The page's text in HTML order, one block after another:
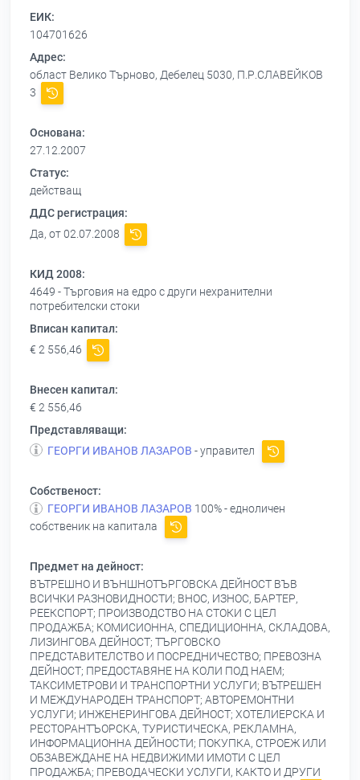
ЕИК:
104701626
Адрес:
област Велико Търново, Дебелец 5030, П.Р.СЛАВЕЙКОВ
3
Основана:
27.12.2007
Статус:
действащ
ДДС регистрация:
Да, от 02.07.2008
КИД 2008:
4649 - Търговия на едро с други нехранителни
потребителски стоки
Вписан капитал:
€ 2 556,46
Внесен капитал:
€ 2 556,46
Представляващи:
ГЕОРГИ ИВАНОВ ЛАЗАРОВ - управител
Собственост:
ГЕОРГИ ИВАНОВ ЛАЗАРОВ 100% - едноличен
собственик на капитала
Предмет на дейност:
ВЪТРЕШНО И ВЪНШНОТЪРГОВСКА ДЕЙНОСТ ВЪВ
ВСИЧКИ РАЗНОВИДНОСТИ; ВНОС, ИЗНОС, БАРТЕР,
РЕЕКСПОРТ; ПРОИЗВОДСТВО НА СТОКИ С ЦЕЛ
ПРОДАЖБА; КОМИСИОННА, СПЕДИЦИОННА, СКЛАДОВА,
ЛИЗИНГОВА ДЕЙНОСТ; ТЪРГОВСКО
ПРЕДСТАВИТЕЛСТВО И ПОСРЕДНИЧЕСТВО; ПРЕВОЗНА
ДЕЙНОСТ; ПРЕДОСТАВЯНЕ НА КОЛИ ПОД НАЕМ;
ТАКСИМЕТРОВИ И ТРАНСПОРТНИ УСЛУГИ; ВЪТРЕШЕН
И МЕЖДУНАРОДЕН ТРАНСПОРТ; АВТОРЕМОНТНИ
УСЛУГИ; ИНЖЕНЕРИНГОВА ДЕЙНОСТ; ХОТЕЛИЕРСКА И
РЕСТОРАНТЪОРСКА, ТУРИСТИЧЕСКА, РЕКЛАМНА,
ИНФОРМАЦИОННА ДЕЙНОСТИ; ПОКУПКА, СТРОЕЖ ИЛИ
ОБЗАВЕЖДАНЕ НА НЕДВИЖИМИ ИМОТИ С ЦЕЛ
ПРОДАЖБА; ПРЕВОДАЧЕСКИ УСЛУГИ, КАКТО И ДРУГИ